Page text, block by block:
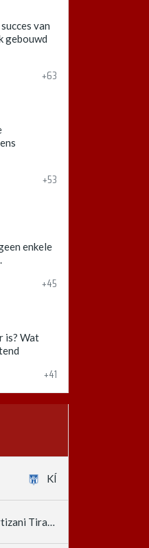
van
gebouwd
+63
+53
enkele
+45
is? Wat
+41
KÍ
Tirana